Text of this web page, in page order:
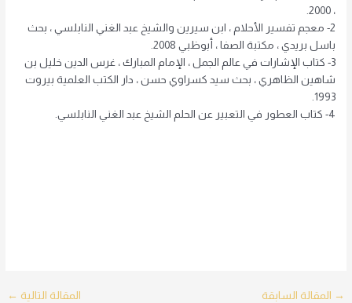
، 2000.
2- معجم تفسير الأحلام ، ابن سيرين والشيخ عبد الغني النابلسي ، بحث
باسل بريدي ، مكتبة الصفا ، أبوظبي 2008.
3- كتاب الإشارات في عالم الجمل ، الإمام المبارك ، غرس الدين خليل بن
شاهين الظاهري ، بحث سيد كسراوي حسن ، دار الكتب العلمية بيروت
1993.
4- كتاب العطور في التعبير عن الحلم الشيخ عبد الغني النابلسي.
Post
→ المقالة السابقة المقالة التالية ←